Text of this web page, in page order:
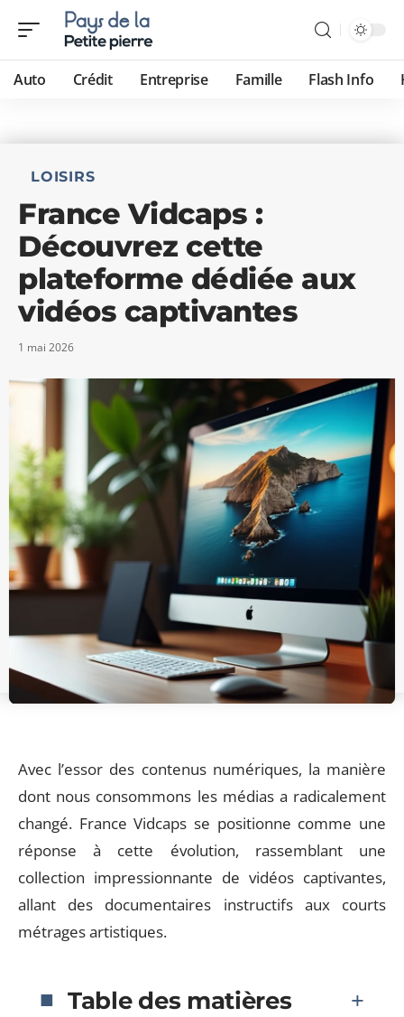
Auto Crédit Entreprise Famille Flash Info
LOISIRS
France Vidcaps :
Découvrez cette
plateforme dédiée aux
vidéos captivantes
1 mai 2026
Avec l’essor des contenus numériques, la manière
dont nous consommons les médias a radicalement
changé. France Vidcaps se positionne comme une
réponse à cette évolution, rassemblant une
collection impressionnante de vidéos captivantes,
allant des documentaires instructifs aux courts
métrages artistiques.
Table des matières